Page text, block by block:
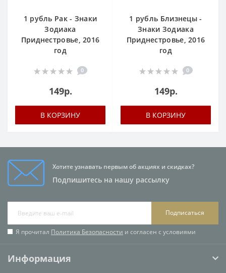
1 рубль Рак - Знаки
Зодиака
Приднестровье, 2016
год
0
149р.
В КОРЗИНУ
1 рубль Близнецы -
Знаки Зодиака
Приднестровье, 2016
год
0
149р.
В КОРЗИНУ
Хотите узнавать первым об акциях и скидках?
Подпишитесь на нашу рассылку
Подписаться
Я прочитал Политика Безопасности и согласен с условиями
Информация